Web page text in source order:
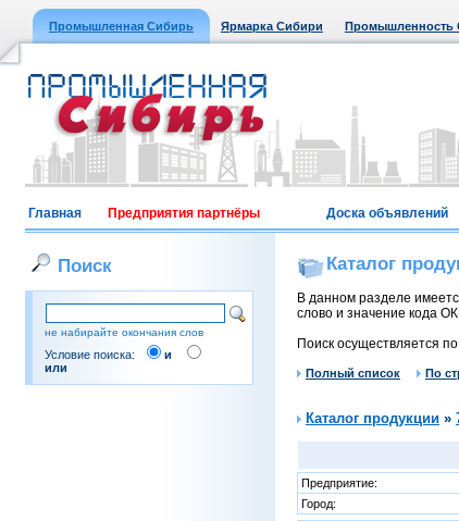
Промышленная Сибирь Ярмарка Сибири Промышленность
Главная Предприятия партнёры Доска объявлений
Поиск
не набирайте окончания слов
Условие поиска:
и
или
Каталог
В данном разделе
слово и значение кода
Поиск осуществляется
Полный список По
Каталог продукции »
Предприятие:
Город: